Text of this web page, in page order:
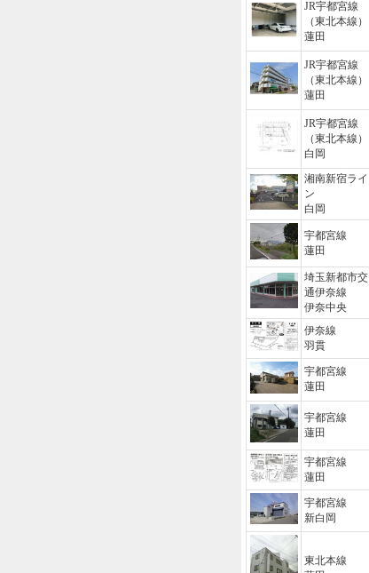
JR宇都宮線
（東北本線）
蓮田
JR宇都宮線
（東北本線）
蓮田
JR宇都宮線
（東北本線）
白岡
湘南新宿ライ
ン
白岡
宇都宮線
蓮田
埼玉新都市交
通伊奈線
伊奈中央
伊奈線
羽貫
宇都宮線
蓮田
宇都宮線
蓮田
宇都宮線
蓮田
宇都宮線
新白岡
東北本線